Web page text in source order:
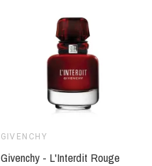
GIVENCHY
Givenchy - L'Interdit Rouge